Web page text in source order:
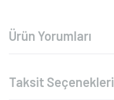
Ürün Yorumları
Taksit Seçenekleri